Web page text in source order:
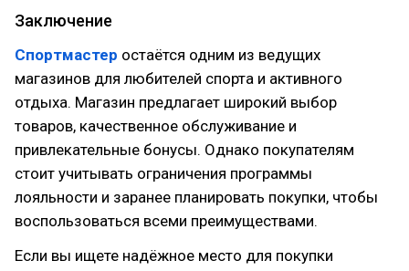
Заключение
Спортмастер остаётся одним из ведущих
магазинов для любителей спорта и активного
отдыха. Магазин предлагает широкий выбор
товаров, качественное обслуживание и
привлекательные бонусы. Однако покупателям
стоит учитывать ограничения программы
лояльности и заранее планировать покупки, чтобы
воспользоваться всеми преимуществами.
Если вы ищете надёжное место для покупки